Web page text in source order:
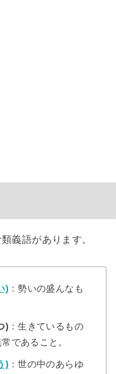
義語があります。
)：勢いの盛んなも
)：生きているもの
であること。
)：世の中のあらゆ